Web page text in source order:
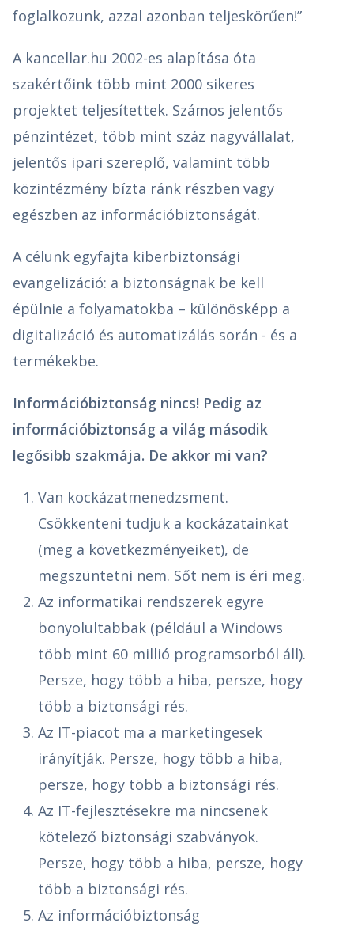
foglalkozunk, azzal azonban teljeskörűen!”
A kancellar.hu 2002-es alapítása óta
szakértőink több mint 2000 sikeres
projektet teljesítettek. Számos jelentős
pénzintézet, több mint száz nagyvállalat,
jelentős ipari szereplő, valamint több
közintézmény bízta ránk részben vagy
egészben az információbiztonságát.
A célunk egyfajta kiberbiztonsági
evangelizáció: a biztonságnak be kell
épülnie a folyamatokba – különösképp a
digitalizáció és automatizálás során - és a
termékekbe.
Információbiztonság nincs! Pedig az
információbiztonság a világ második
legősibb szakmája. De akkor mi van?
Van kockázatmenedzsment.
Csökkenteni tudjuk a kockázatainkat
(meg a következményeiket), de
megszüntetni nem. Sőt nem is éri meg.
Az informatikai rendszerek egyre
bonyolultabbak (például a Windows
több mint 60 millió programsorból áll).
Persze, hogy több a hiba, persze, hogy
több a biztonsági rés.
Az IT-piacot ma a marketingesek
irányítják. Persze, hogy több a hiba,
persze, hogy több a biztonsági rés.
Az IT-fejlesztésekre ma nincsenek
kötelező biztonsági szabványok.
Persze, hogy több a hiba, persze, hogy
több a biztonsági rés.
Az információbiztonság